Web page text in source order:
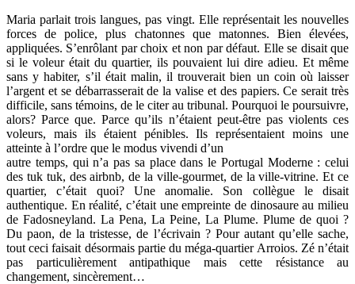
Maria parlait trois langues, pas vingt. Elle représentait les nouvelles
forces de police, plus chatonnes que matonnes. Bien élevées,
appliquées. S’enrôlant par choix et non par défaut. Elle se disait que
si le voleur était du quartier, ils pouvaient lui dire adieu. Et même
sans y habiter, s’il était malin, il trouverait bien un coin où laisser
l’argent et se débarrasserait de la valise et des papiers. Ce serait très
difficile, sans témoins, de le citer au tribunal. Pourquoi le poursuivre,
alors? Parce que. Parce qu’ils n’étaient peut-être pas violents ces
voleurs, mais ils étaient pénibles. Ils représentaient moins une
atteinte à l’ordre que le modus vivendi d’un
autre temps, qui n’a pas sa place dans le Portugal Moderne : celui
des tuk tuk, des airbnb, de la ville-gourmet, de la ville-vitrine. Et ce
quartier, c’était quoi? Une anomalie. Son collègue le disait
authentique. En réalité, c’était une empreinte de dinosaure au milieu
de Fadosneyland. La Pena, La Peine, La Plume. Plume de quoi ?
Du paon, de la tristesse, de l’écrivain ? Pour autant qu’elle sache,
tout ceci faisait désormais partie du méga-quartier Arroios. Zé n’était
pas particulièrement antipathique mais cette résistance au
changement, sincèrement…